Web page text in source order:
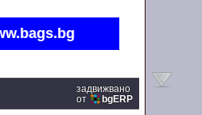
задвижвано
от
bgERP